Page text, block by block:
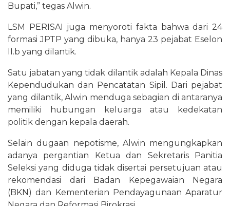
Bupati,” tegas Alwin.
LSM PERISAI juga menyoroti fakta bahwa dari 24
formasi JPTP yang dibuka, hanya 23 pejabat Eselon
II.b yang dilantik.
Satu jabatan yang tidak dilantik adalah Kepala Dinas
Kependudukan dan Pencatatan Sipil. Dari pejabat
yang dilantik, Alwin menduga sebagian di antaranya
memiliki hubungan keluarga atau kedekatan
politik dengan kepala daerah.
Selain dugaan nepotisme, Alwin mengungkapkan
adanya pergantian Ketua dan Sekretaris Panitia
Seleksi yang diduga tidak disertai persetujuan atau
rekomendasi dari Badan Kepegawaian Negara
(BKN) dan Kementerian Pendayagunaan Aparatur